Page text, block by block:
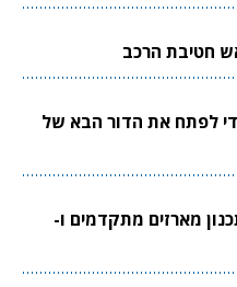
חטיבת הרכב
לפתח את הדור הבא של
מארזים מתקדמים ו-